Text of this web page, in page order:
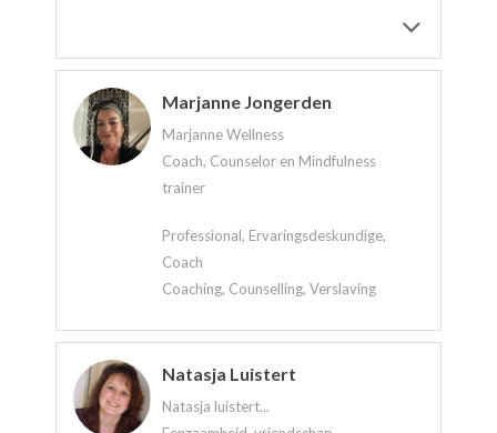
Marjanne Jongerden
Marjanne Wellness
Coach, Counselor en Mindfulness
trainer
Professional, Ervaringsdeskundige,
Coach
Coaching, Counselling, Verslaving
Natasja Luistert
Natasja luistert...